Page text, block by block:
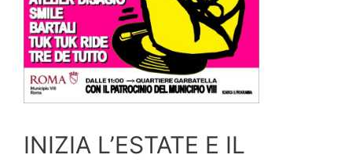
INIZIA L’ESTATE E IL